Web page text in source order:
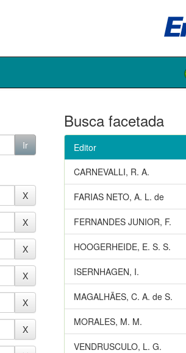
Busca facetada
Editor
CARNEVALLI, R. A.
FARIAS NETO, A. L. de
FERNANDES JUNIOR, F.
HOOGERHEIDE, E. S. S.
ISERNHAGEN, I.
MAGALHÃES, C. A. de S.
MORALES, M. M.
VENDRUSCULO, L. G.